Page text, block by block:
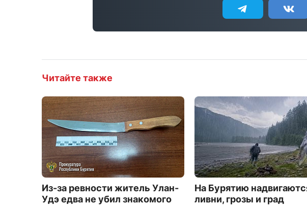
Читайте также
Из-за ревности житель Улан-
Удэ едва не убил знакомого
На Бурятию
ливни, грозы и град